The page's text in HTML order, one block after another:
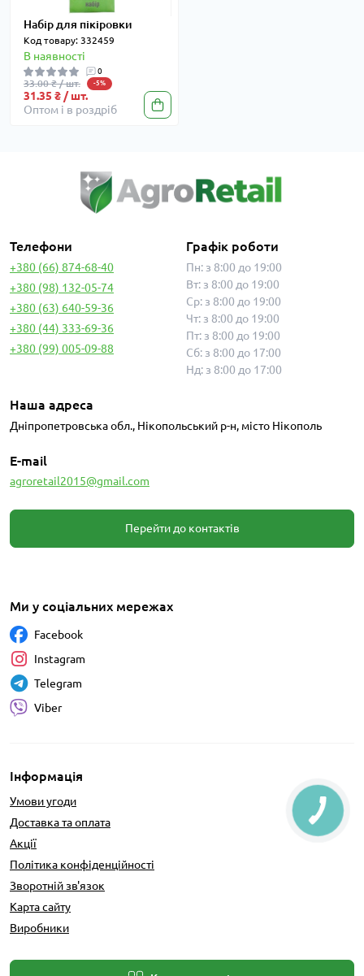
Набір для пікіровки
Код товару: 332459
В наявності
0
33.00 ₴ / шт. -5%
31.35 ₴ / шт.
Оптом і в роздріб
Телефони
+380 (66) 874-68-40
+380 (98) 132-05-74
+380 (63) 640-59-36
+380 (44) 333-69-36
+380 (99) 005-09-88
Графік роботи
Пн: з 8:00 до 19:00
Вт: з 8:00 до 19:00
Ср: з 8:00 до 19:00
Чт: з 8:00 до 19:00
Пт: з 8:00 до 19:00
Сб: з 8:00 до 17:00
Нд: з 8:00 до 17:00
Наша адреса
Дніпропетровська обл., Нікопольський р-н, місто Нікополь
E-mail
agroretail2015@gmail.com
Перейти до контактів
Інформація
Умови угоди
Доставка та оплата
Акції
Політика конфіденційності
Зворотній зв'язок
Карта сайту
Виробники
Ми у соціальних мережах
Facebook
Instagram
Telegram
Viber